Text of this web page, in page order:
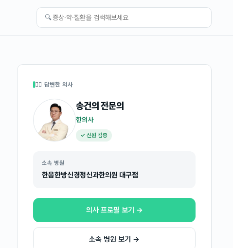
🔍
👩‍⚕️ 답변한 의사
송건의전문의
한의사
✓ 신원 검증
소속 병원
한음한방신경정신과한의원 대구점
의사 프로필 보기 →
소속 병원 보기 →